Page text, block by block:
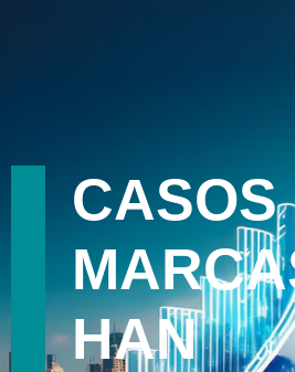
CASOS
HAN